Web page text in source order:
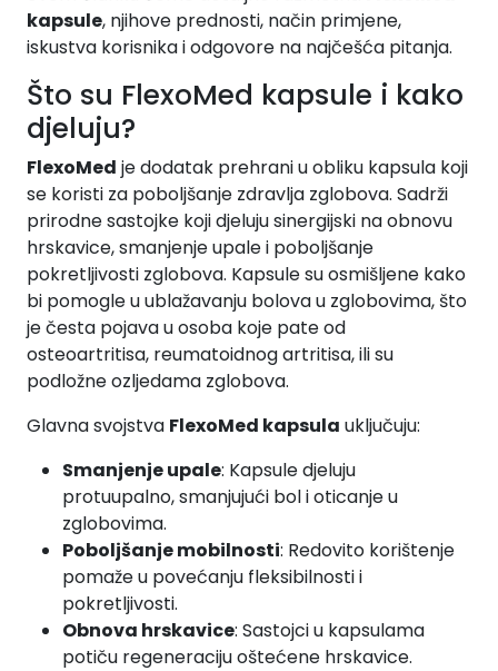
kapsule, njihove prednosti, način primjene,
iskustva korisnika i odgovore na najčešća pitanja.
Što su FlexoMed kapsule i kako
djeluju?
FlexoMed je dodatak prehrani u obliku kapsula koji
se koristi za poboljšanje zdravlja zglobova. Sadrži
prirodne sastojke koji djeluju sinergijski na obnovu
hrskavice, smanjenje upale i poboljšanje
pokretljivosti zglobova. Kapsule su osmišljene kako
bi pomogle u ublažavanju bolova u zglobovima, što
je česta pojava u osoba koje pate od
osteoartritisa, reumatoidnog artritisa, ili su
podložne ozljedama zglobova.
Glavna svojstva FlexoMed kapsula uključuju:
Smanjenje upale: Kapsule djeluju
protuupalno, smanjujući bol i oticanje u
zglobovima.
Poboljšanje mobilnosti: Redovito korištenje
pomaže u povećanju fleksibilnosti i
pokretljivosti.
Obnova hrskavice: Sastojci u kapsulama
potiču regeneraciju oštećene hrskavice.